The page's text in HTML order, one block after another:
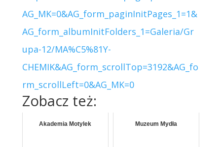
AG_MK=0&AG_form_paginInitPages_1=1&
AG_form_albumInitFolders_1=Galeria/Gr
upa-12/MA%C5%81Y-
CHEMIK&AG_form_scrollTop=3192&AG_fo
rm_scrollLeft=0&AG_MK=0
Zobacz też:
Akademia Motylek Muzeum Mydła